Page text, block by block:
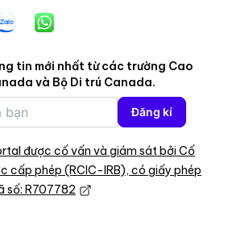
WhatsApp
tin mới nhất từ các trường Cao
và Bộ Di trú Canada.
Đăng kí
được cố vấn và giám sát bởi Cố
cấp phép (RCIC-IRB), có giấy phép
số: R707782